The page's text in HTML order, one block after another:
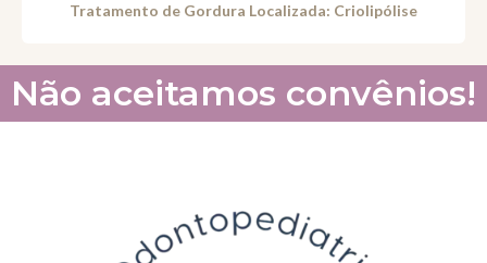
Tratamento de Gordura Localizada: Criolipólise
Não aceitamos convênios!